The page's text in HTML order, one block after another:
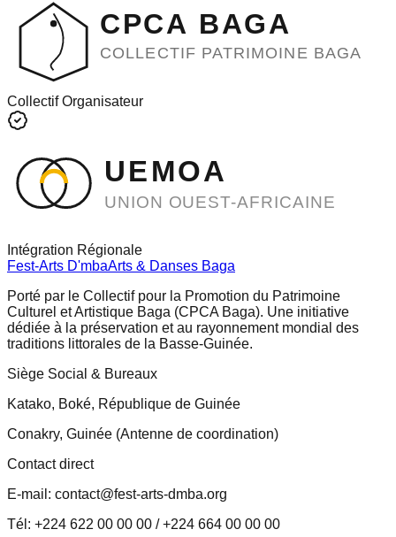
CPCA BAGA
COLLECTIF PATRIMOINE BAGA
Collectif Organisateur
UEMOA
UNION OUEST-AFRICAINE
Intégration Régionale
Fest-Arts D'mbaArts & Danses Baga
Porté par le Collectif pour la Promotion du Patrimoine
Culturel et Artistique Baga (CPCA Baga). Une initiative
dédiée à la préservation et au rayonnement mondial des
traditions littorales de la Basse-Guinée.
Siège Social & Bureaux
Katako, Boké, République de Guinée
Conakry, Guinée (Antenne de coordination)
Contact direct
E-mail: contact@fest-arts-dmba.org
Tél: +224 622 00 00 00 / +224 664 00 00 00